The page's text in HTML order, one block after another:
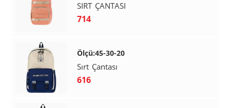
SIRT ÇANTASI
714
Ölçü:45-30-20
Sırt Çantası
616